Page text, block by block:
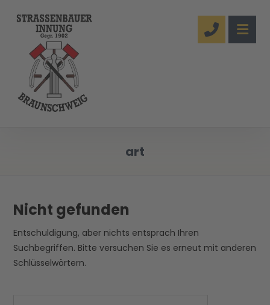
art
Nicht gefunden
Entschuldigung, aber nichts entsprach Ihren
Suchbegriffen. Bitte versuchen Sie es erneut mit anderen
Schlüsselwörtern.